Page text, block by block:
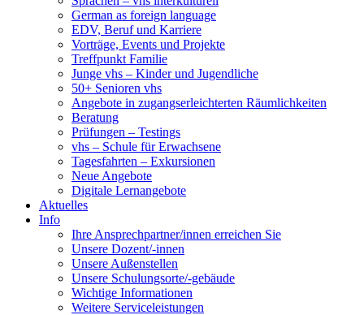
German as foreign language
EDV, Beruf und Karriere
Vorträge, Events und Projekte
Treffpunkt Familie
Junge vhs – Kinder und Jugendliche
50+ Senioren vhs
Angebote in zugangserleichterten Räumlichkeiten
Beratung
Prüfungen – Testings
vhs – Schule für Erwachsene
Tagesfahrten – Exkursionen
Neue Angebote
Digitale Lernangebote
Aktuelles
Info
Ihre Ansprechpartner/innen erreichen Sie
Unsere Dozent/-innen
Unsere Außenstellen
Unsere Schulungsorte/-gebäude
Wichtige Informationen
Weitere Serviceleistungen